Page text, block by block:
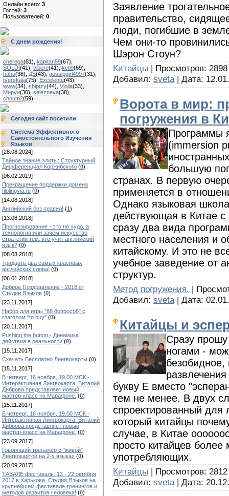
Онлайн всего: 3
Гостей: 3
Пользователей: 0
С днем рождения!
cherega(81) kapitan59(67)
SOLDI(41) vibore(41) keti9(69)
haha(38) ДБ(43) gossipgirl4997(31)
tverskaja(75) Excelente(43)
www(34) shiptzy(44) Violia(33)
Мируи(30) selezneva(38)
choum2(59)
Сегодня сайт посетили
Система Эффективного
Самостоятельного Изучения
Языков
[28.08.2024]
Тайное знание элиты: Структурный
Дифференциал Коржибского (0)
[06.02.2019]
Прекращение поддержки домена
filolingvia.ru (0)
[14.08.2018]
Английский без правил! (1)
[13.08.2018]
Прогнозирование - это не чудо, а
технология или зачем искусство
стратегии тем, кто учит английский
язык? (0)
[08.03.2018]
Тридцать два самых красивых
английских слова! (0)
[06.01.2018]
Доброе Поздравление - 2018 от
Студии Языков (0)
[23.11.2017]
Набор для игры "88 8опросо8" с
глаголом "to buy" (0)
[20.11.2017]
Pushing the button - Динамика
действия в реальности (0)
[15.11.2017]
Скачать Бесплатно Лингвокарты (0)
[15.11.2017]
В четверг, 16 ноября, 19.00 МСК -
Интерактивная Лингвокарта. Виталий
Диброва представляет новый
мастер-класс на Марафоне. (0)
[15.11.2017]
В четверг, 16 ноября, 19.00 МСК -
Интерактивная Лингвокарта. Виталий
Диброва представляет новый
мастер-класс на Марафоне. (0)
[23.09.2017]
Говорящий тренажер с "живой"
Лингвокартой на 2-х языках (0)
[20.09.2017]
ТАВАЛЕ фестиваль: 13 - 22 октября
2017 в Харькове. Студия Языков на
крупнейшем фестивале тренингов и
методов развития человека! (0)
Заявление
правительство,
люди, погибшие в
Чем они-то
Шэрон Стоун?
Китайцы | Просмотров:
Добавил: sveta | Дата:
Ворота в мир:
погружения в
Программы
(immersion
большую
странах. В первую
применяется в
Однако языковая
действующая в Китае с
сразу два вида
местного населения и
китайскому. И это не
учебное заведение от
структур.
Метод погружения. |
Добавил: sveta | Дата:
Китайцы и
Сразу прошу
ногами -
букву Е вместо
тем не менее. В двух
спроектированный для
который китайцы
случае, в Китае
просто китайцев
употребляющих.
Китайцы | Просмотров:
Добавил: sveta | Дата: